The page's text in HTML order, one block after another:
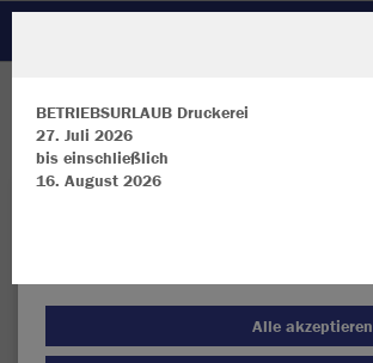
BETRIEBSURLAUB Druckerei
27. Juli 2026
bis einschließlich
16. August 2026
Alle akzeptieren